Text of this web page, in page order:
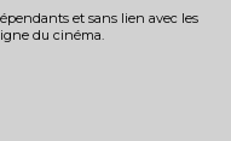
et sans lien avec les
du cinéma.